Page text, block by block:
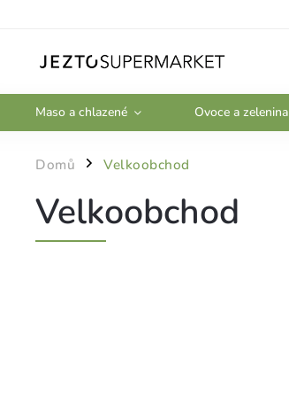
Maso a chlazené Ovoce a zelenina
Domů / Velkoobchod
Velkoobchod